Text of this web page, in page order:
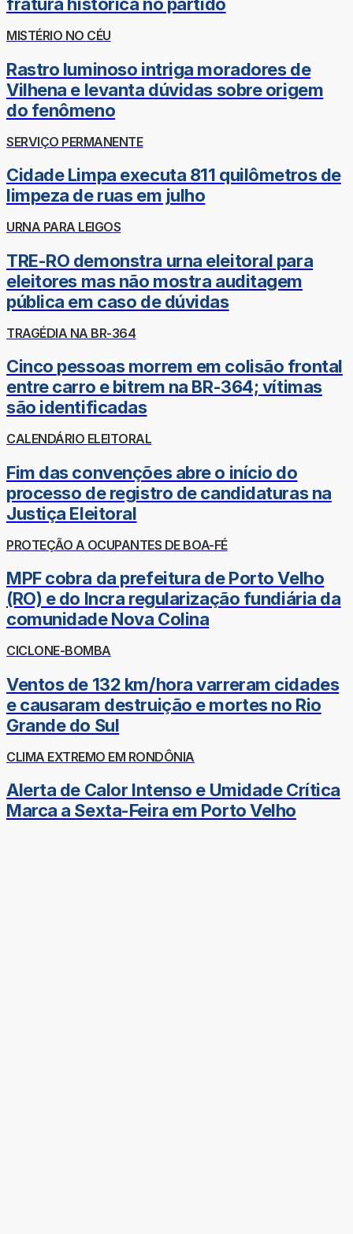
MISTÉRIO NO CÉU
Rastro luminoso intriga moradores de
Vilhena e levanta dúvidas sobre origem
do fenômeno
SERVIÇO PERMANENTE
Cidade Limpa executa 811 quilômetros de
limpeza de ruas em julho
URNA PARA LEIGOS
TRE-RO demonstra urna eleitoral para
eleitores mas não mostra auditagem
pública em caso de dúvidas
TRAGÉDIA NA BR-364
Cinco pessoas morrem em colisão frontal
entre carro e bitrem na BR-364; vítimas
são identificadas
CALENDÁRIO ELEITORAL
Fim das convenções abre o início do
processo de registro de candidaturas na
Justiça Eleitoral
PROTEÇÃO A OCUPANTES DE BOA-FÉ
MPF cobra da prefeitura de Porto Velho
(RO) e do Incra regularização fundiária da
comunidade Nova Colina
CICLONE-BOMBA
Ventos de 132 km/hora varreram cidades
e causaram destruição e mortes no Rio
Grande do Sul
CLIMA EXTREMO EM RONDÔNIA
Alerta de Calor Intenso e Umidade Crítica
Marca a Sexta-Feira em Porto Velho